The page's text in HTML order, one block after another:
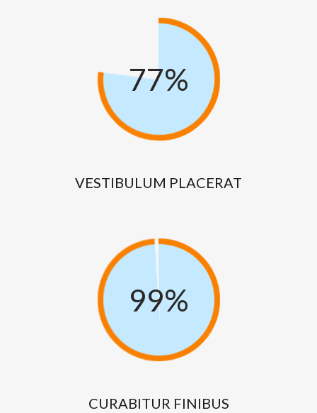
77%
78%
VESTIBULUM PLACERAT
-
99%
100%
CURABITUR FINIBUS